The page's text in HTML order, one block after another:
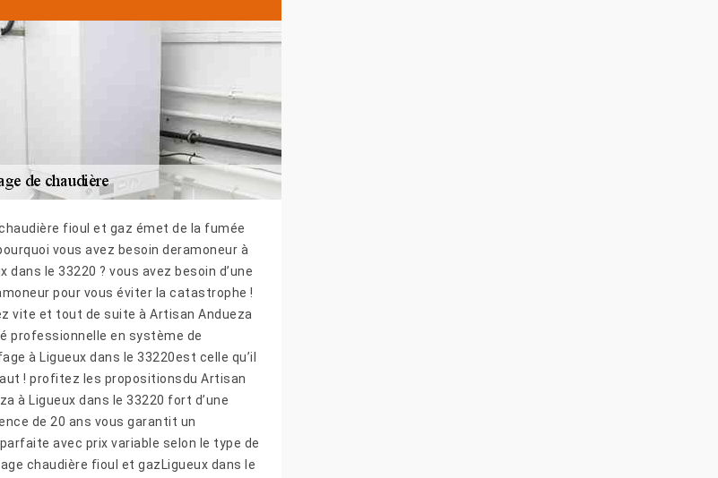
fioul et gaz émet de la fumée
vous avez besoin deramoneur à
dans le 33220 ? vous avez besoin d’une
pour vous éviter la catastrophe !
vite et tout de suite à Artisan Andueza
professionnelle en système de
à Ligueux dans le 33220est celle qu’il
! profitez les propositionsdu Artisan
à Ligueux dans le 33220 fort d’une
de 20 ans vous garantit un
avec prix variable selon le type de
chaudière fioul et gazLigueux dans le